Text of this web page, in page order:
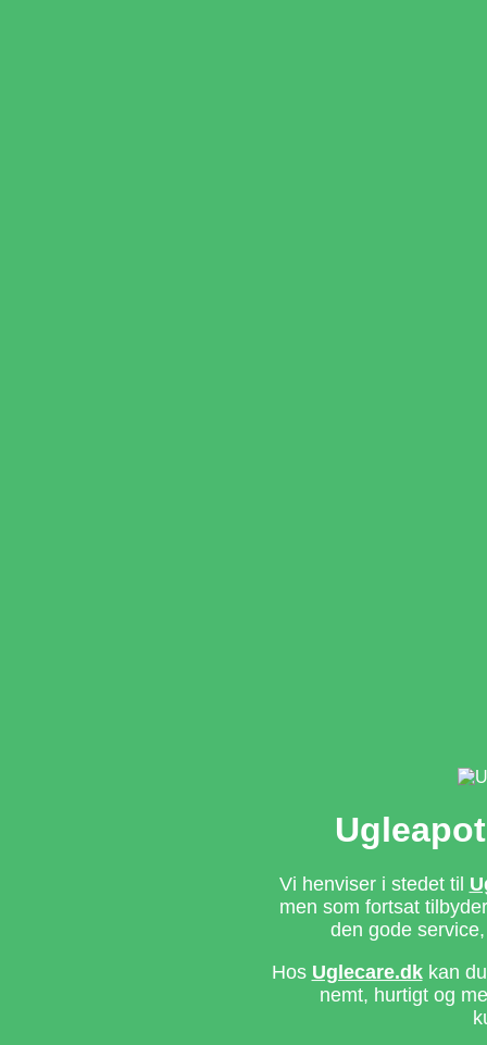
Vi henviser i stedet til
men som fortsat
den gode
Hos Uglecare.dkkan du
nemt, hurtigt og